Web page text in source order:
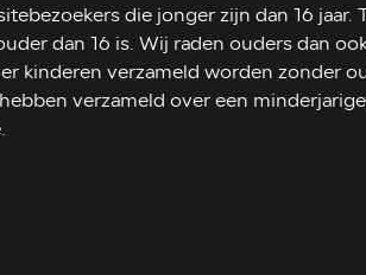
die jonger zijn dan 16 jaar.
dan 16 is. Wij raden ouders dan
kinderen verzameld worden zonder
verzameld over een